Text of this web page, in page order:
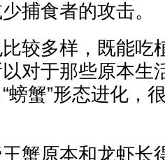
捕食者的攻击。
较多样，既能吃
对于那些原本生
螃蟹”形态进化，
蟹原本和龙虾长